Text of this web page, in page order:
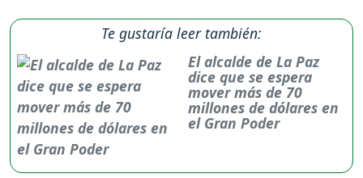
Te gustaría leer también:
El alcalde de La Paz
dice que se espera
mover más de 70
millones de dólares en
el Gran Poder